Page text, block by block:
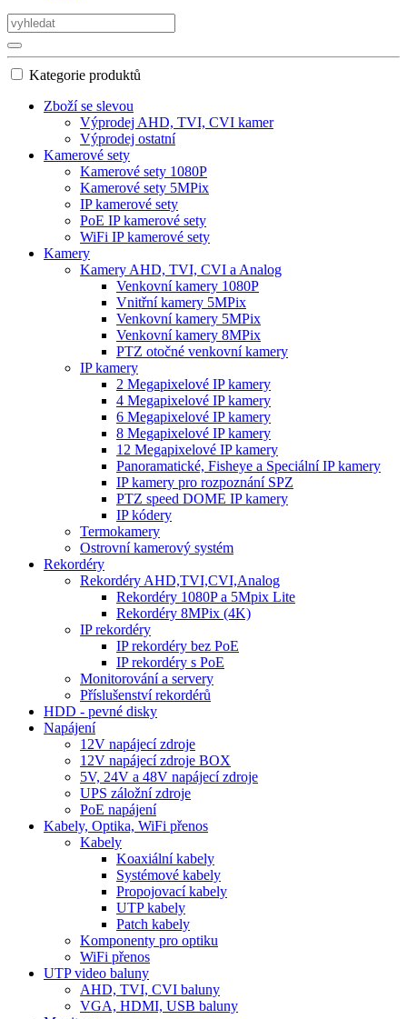
Kategorie produktů
Zboží se slevou
Výprodej AHD, TVI, CVI kamer
Výprodej ostatní
Kamerové sety
Kamerové sety 1080P
Kamerové sety 5MPix
IP kamerové sety
PoE IP kamerové sety
WiFi IP kamerové sety
Kamery
Kamery AHD, TVI, CVI a Analog
Venkovní kamery 1080P
Vnitřní kamery 5MPix
Venkovní kamery 5MPix
Venkovní kamery 8MPix
PTZ otočné venkovní kamery
IP kamery
2 Megapixelové IP kamery
4 Megapixelové IP kamery
6 Megapixelové IP kamery
8 Megapixelové IP kamery
12 Megapixelové IP kamery
Panoramatické, Fisheye a Speciální IP kamery
IP kamery pro rozpoznání SPZ
PTZ speed DOME IP kamery
IP kódery
Termokamery
Ostrovní kamerový systém
Rekordéry
Rekordéry AHD,TVI,CVI,Analog
Rekordéry 1080P a 5Mpix Lite
Rekordéry 8MPix (4K)
IP rekordéry
IP rekordéry bez PoE
IP rekordéry s PoE
Monitorování a servery
Příslušenství rekordérů
HDD - pevné disky
Napájení
12V napájecí zdroje
12V napájecí zdroje BOX
5V, 24V a 48V napájecí zdroje
UPS záložní zdroje
PoE napájení
Kabely, Optika, WiFi přenos
Kabely
Koaxiální kabely
Systémové kabely
Propojovací kabely
UTP kabely
Patch kabely
Komponenty pro optiku
WiFi přenos
UTP video baluny
AHD, TVI, CVI baluny
VGA, HDMI, USB baluny